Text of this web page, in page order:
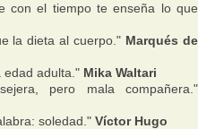
con el tiempo te enseña lo que
la dieta al cuerpo." Marqués de
edad adulta." Mika Waltari
pero mala compañera."
soledad." Víctor Hugo